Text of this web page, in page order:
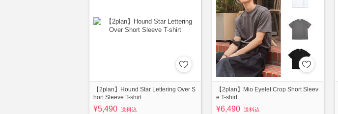
【2plan】Hound Star Lettering Over S
hort Sleeve T-shirt
¥5,490 送料込
【2plan】Mio Eyelet Crop Short Sleev
e T-shirt
¥6,490 送料込